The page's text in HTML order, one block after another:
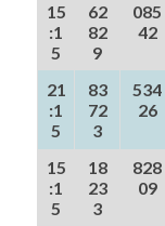
15
:1
5
62
82
9
085
42
21
:1
5
83
72
3
534
26
15
:1
5
18
23
3
828
09